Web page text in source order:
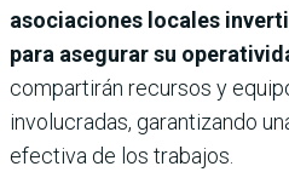
asociaciones locales
para asegurar su
compartirán recursos y
involucradas, garantizando
efectiva de los trabajos.